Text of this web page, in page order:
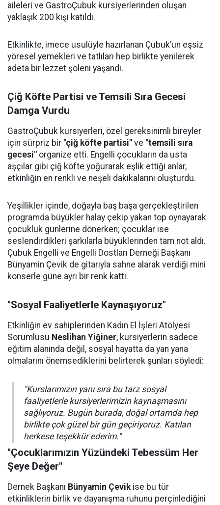
aileleri ve GastroÇubuk kursiyerlerinden oluşan
yaklaşık 200 kişi katıldı.
Etkinlikte, imece usulüyle hazırlanan Çubuk’un eşsiz
yöresel yemekleri ve tatlıları hep birlikte yenilerek
adeta bir lezzet şöleni yaşandı.
Çiğ Köfte Partisi ve Temsili Sıra Gecesi
Damga Vurdu
GastroÇubuk kursiyerleri, özel gereksinimli bireyler
için sürpriz bir "çiğ köfte partisi" ve "temsili sıra
gecesi" organize etti. Engelli çocukların da usta
aşçılar gibi çiğ köfte yoğurarak eşlik ettiği anlar,
etkinliğin en renkli ve neşeli dakikalarını oluşturdu.
Yeşillikler içinde, doğayla baş başa gerçekleştirilen
programda büyükler halay çekip yakan top oynayarak
çocukluk günlerine dönerken; çocuklar ise
seslendirdikleri şarkılarla büyüklerinden tam not aldı.
Çubuk Engelli ve Engelli Dostları Derneği Başkanı
Bünyamin Çevik de gitarıyla sahne alarak verdiği mini
konserle güne ayrı bir renk kattı.
"Sosyal Faaliyetlerle Kaynaşıyoruz"
Etkinliğin ev sahiplerinden Kadın El İşleri Atölyesi
Sorumlusu Neslihan Yiğiner, kursiyerlerin sadece
eğitim alanında değil, sosyal hayatta da yan yana
olmalarını önemsediklerini belirterek şunları söyledi:
"Kurslarımızın yanı sıra bu tarz sosyal
faaliyetlerle kursiyerlerimizin kaynaşmasını
sağlıyoruz. Bugün burada, doğal ortamda hep
birlikte çok güzel bir gün geçiriyoruz. Katılan
herkese teşekkür ederim."
"Çocuklarımızın Yüzündeki Tebessüm Her
Şeye Değer"
Dernek Başkanı Bünyamin Çevikise bu tür
etkinliklerin birlik ve dayanışma ruhunu perçinlediğini